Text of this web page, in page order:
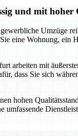
und mit hoher
Umzüge
eine Wohnung, ein
mit
dass Sie sich
hohen